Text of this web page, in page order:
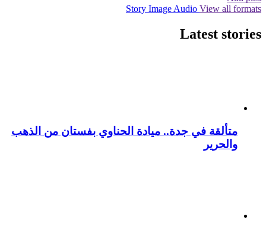
Story Image Audio View all formats
Latest stories
متألقة في جدة.. ميادة الحناوي بفستان من الذهب
والحرير